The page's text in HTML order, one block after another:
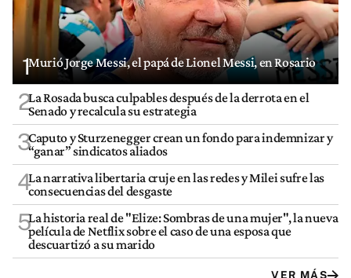
1Murió Jorge Messi, el papá de Lionel Messi, en Rosario
2La Rosada busca culpables después de la derrota en el
Senado y recalcula su estrategia
3Caputo y Sturzenegger crean un fondo para indemnizar y
“ganar” sindicatos aliados
4La narrativa libertaria cruje en las redes y Milei sufre las
consecuencias del desgaste
5La historia real de "Elize: Sombras de una mujer", la nueva
película de Netflix sobre el caso de una esposa que
descuartizó a su marido
VER MÁS